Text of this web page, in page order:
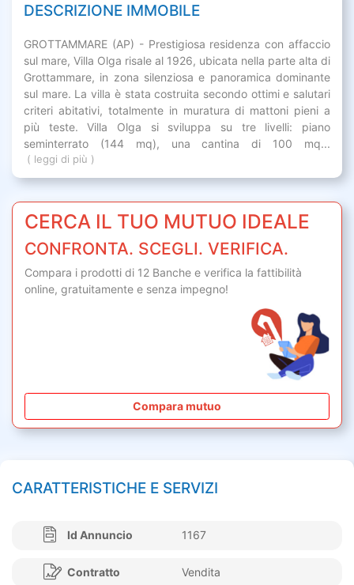
DESCRIZIONE IMMOBILE
GROTTAMMARE (AP) - Prestigiosa residenza con affaccio
sul mare, Villa Olga risale al 1926, ubicata nella parte alta di
Grottammare, in zona silenziosa e panoramica dominante
sul mare. La villa è stata costruita secondo ottimi e salutari
criteri abitativi, totalmente in muratura di mattoni pieni a
più teste. Villa Olga si sviluppa su tre livelli: piano
seminterrato (144 mq), una cantina di 100 mq...
( leggi di più )
CERCA IL TUO MUTUO IDEALE
CONFRONTA. SCEGLI. VERIFICA.
Compara i prodotti di 12 Banche e verifica la fattibilità
online, gratuitamente e senza impegno!
Compara mutuo
CARATTERISTICHE E SERVIZI
Id Annuncio 1167
Contratto Vendita